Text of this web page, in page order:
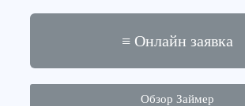
≡ Онлайн заявка
Обзор Займер